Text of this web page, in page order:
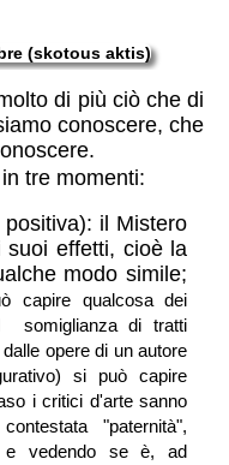
di più ciò che di
conoscere, che
tre momenti:
il Mistero
suoi effetti, cioè la
modo simile;
capire qualcosa dei
somiglianza di tratti
opere di un autore
si può capire
i critici d'arte sanno
"paternità",
e vedendo se è, ad